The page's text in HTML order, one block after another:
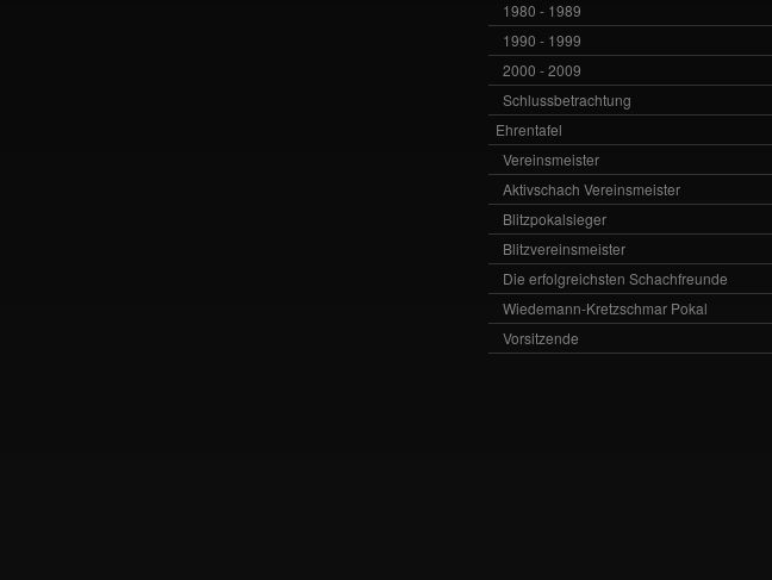
1980 - 1989
1990 - 1999
2000 - 2009
Schlussbetrachtung
Ehrentafel
Vereinsmeister
Aktivschach Vereinsmeister
Blitzpokalsieger
Blitzvereinsmeister
Die erfolgreichsten Schachfreunde
Wiedemann-Kretzschmar Pokal
Vorsitzende